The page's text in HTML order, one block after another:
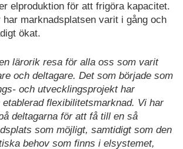
elproduktion för att frigöra kapacitet.
marknadsplatsen varit i gång och
ökat.
lärorik resa för alla oss som varit
och deltagare. Det som började som
och utvecklingsprojekt har
flexibilitetsmarknad. Vi har
deltagarna för att få till en så
som möjligt, samtidigt som den
behov som finns i elsystemet,